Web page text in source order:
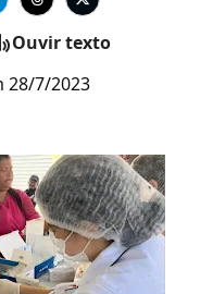
Ouvir texto
28/7/2023